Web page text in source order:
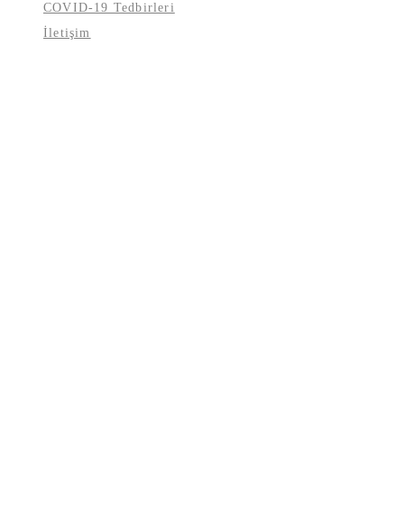
COVID-19 Tedbirleri
İletişim